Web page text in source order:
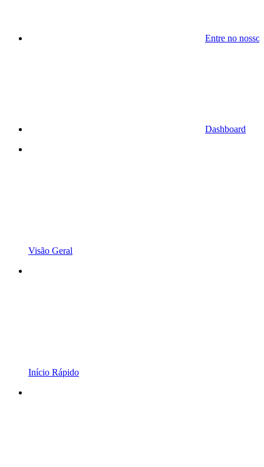
Entre no nosso
Dashboard
Visão Geral
Início Rápido